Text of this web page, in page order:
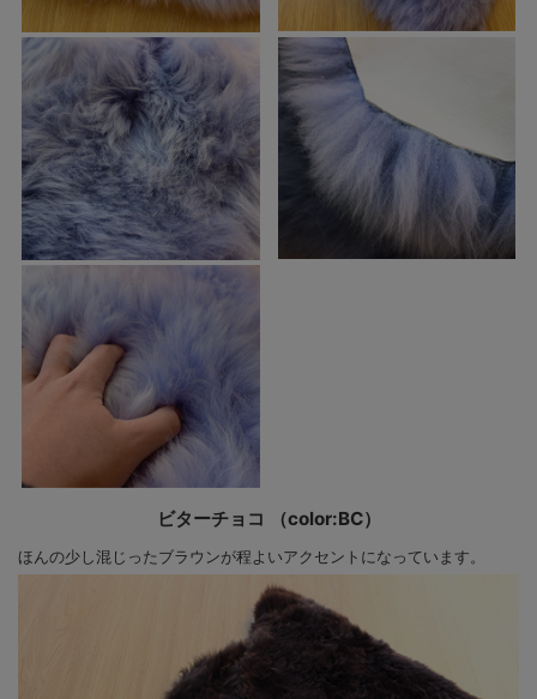
ビターチョコ （color:BC）
ほんの少し混じったブラウンが程よいアクセントになっています。